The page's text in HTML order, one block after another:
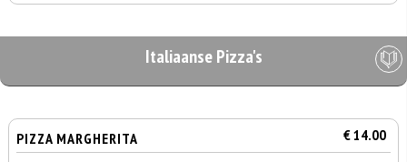
Italiaanse Pizza's
PIZZA MARGHERITA € 14.00